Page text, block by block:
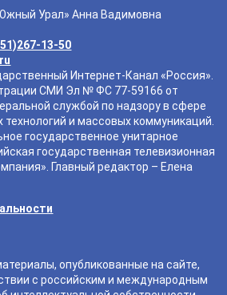
Урал» Анна Вадимовна
13-50
Интернет-Канал «Россия».
СМИ Эл № ФС 77-59166 от
службой по надзору в сфере
и массовых коммуникаций.
государственное унитарное
государственная телевизионная
Главный редактор – Елена
опубликованные на сайте,
с российским и международным